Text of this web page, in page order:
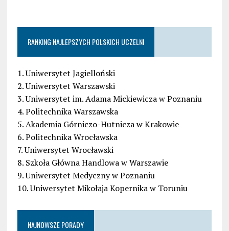
RANKING NAJLEPSZYCH POLSKICH UCZELNI
1. Uniwersytet Jagielloński
2. Uniwersytet Warszawski
3. Uniwersytet im. Adama Mickiewicza w Poznaniu
4. Politechnika Warszawska
5. Akademia Górniczo-Hutnicza w Krakowie
6. Politechnika Wrocławska
7. Uniwersytet Wrocławski
8. Szkoła Główna Handlowa w Warszawie
9. Uniwersytet Medyczny w Poznaniu
10. Uniwersytet Mikołaja Kopernika w Toruniu
NAJNOWSZE PORADY